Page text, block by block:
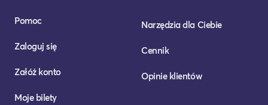
Pomoc
Zaloguj się
Załóż konto
Moje bilety
Narzędzia dla Ciebie
Cennik
Opinie klientów